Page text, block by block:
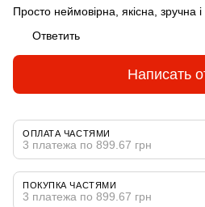
Просто неймовірна, якісна, зручна
Ответить
Написать
ОПЛАТА ЧАСТЯМИ
3 платежа по 899.67 грн
ПОКУПКА ЧАСТЯМИ
3 платежа по 899.67 грн